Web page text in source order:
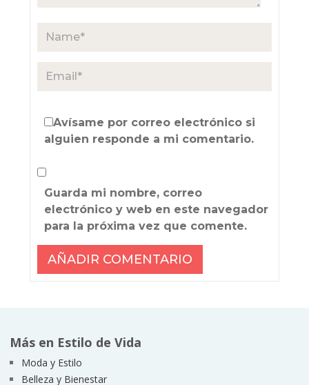
Avísame por correo electrónico si
alguien responde a mi comentario.
Guarda mi nombre, correo
electrónico y web en este navegador
para la próxima vez que comente.
Más en Estilo de Vida
Moda y Estilo
Belleza y Bienestar